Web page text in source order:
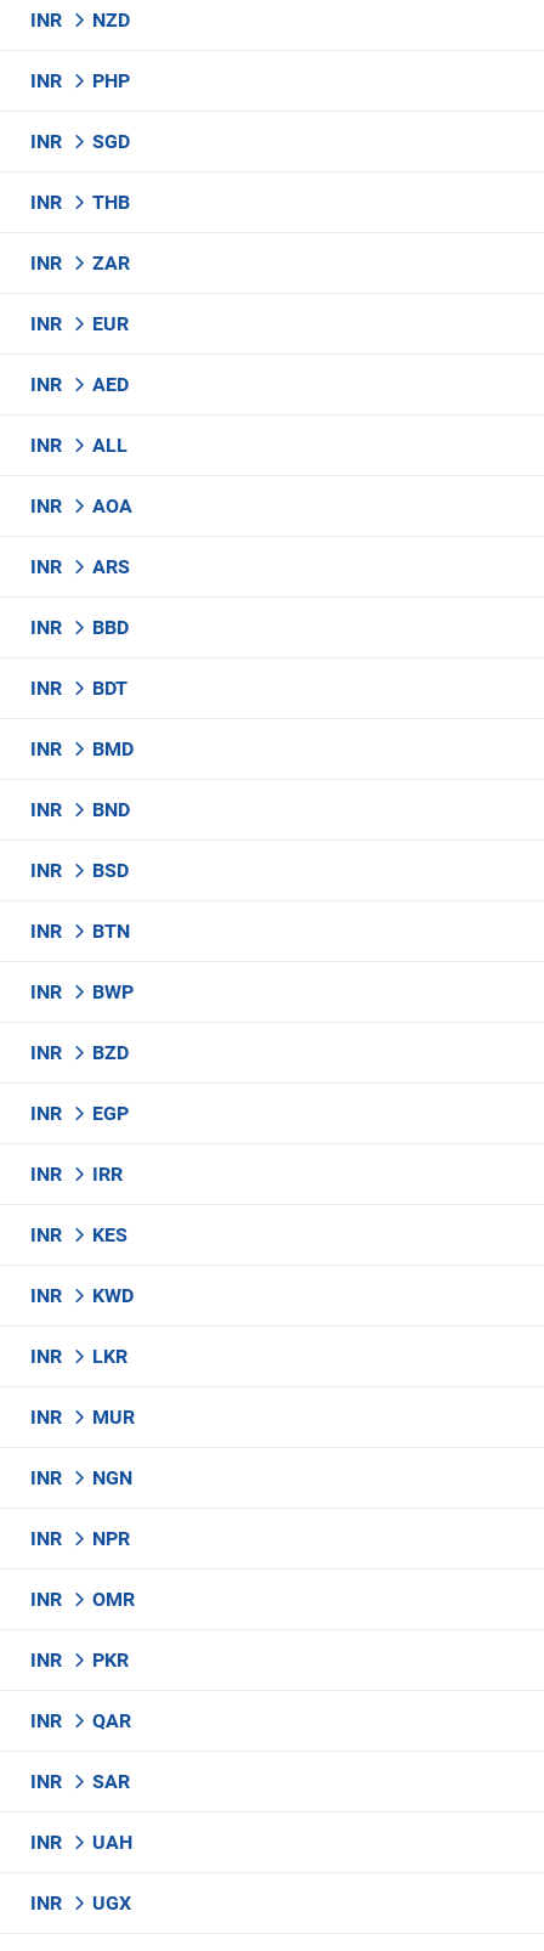
INR NZD
INR PHP
INR SGD
INR THB
INR ZAR
INR EUR
INR AED
INR ALL
INR AOA
INR ARS
INR BBD
INR BDT
INR BMD
INR BND
INR BSD
INR BTN
INR BWP
INR BZD
INR EGP
INR IRR
INR KES
INR KWD
INR LKR
INR MUR
INR NGN
INR NPR
INR OMR
INR PKR
INR QAR
INR SAR
INR UAH
INR UGX